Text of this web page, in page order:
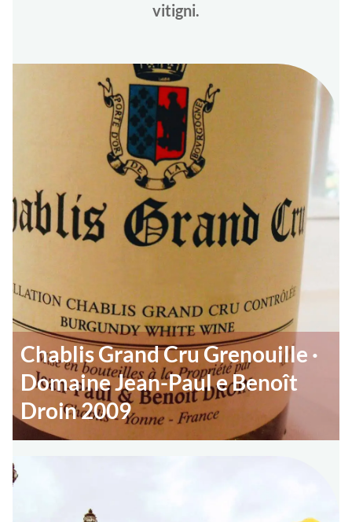
vitigni.
Chablis Grand Cru Grenouille ·
Domaine Jean-Paul e Benoît
Droin 2009